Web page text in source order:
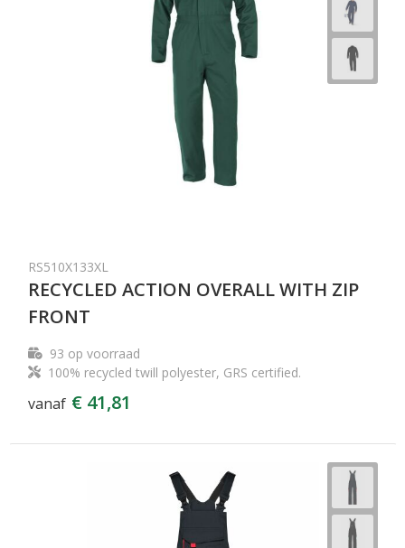
RS510X133XL
RECYCLED ACTION OVERALL WITH ZIP
FRONT
93 op voorraad
100% recycled twill polyester, GRS certified.
vanaf € 41,81